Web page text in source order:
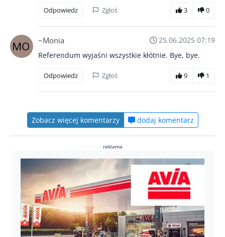
Odpowiedz Zgłoś 3 0
~Monia
25.06.2025 07:19
Referendum wyjaśni wszystkie kłótnie. Bye, bye.
Odpowiedz Zgłoś 9 1
Zobacz więcej komentarzy dodaj komentarz
reklama